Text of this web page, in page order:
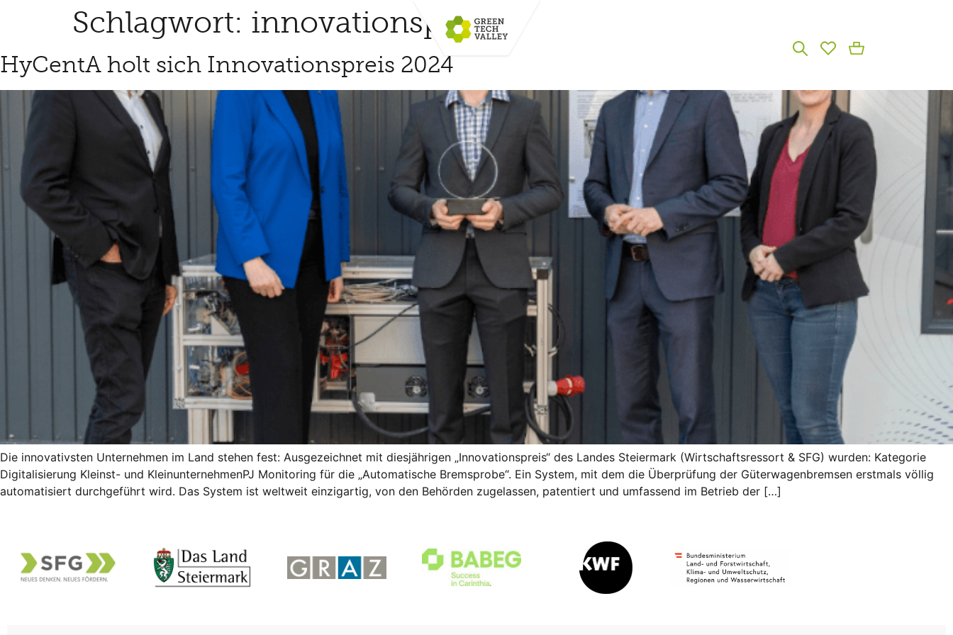
Schlagwort: innovationspreis
HyCentA holt sich Innovationspreis 2024
Die innovativsten Unternehmen im Land stehen fest: Ausgezeichnet mit diesjährigen „Innovationspreis“ des Landes Steiermark (Wirtschaftsressort & SFG) wurden: Kategorie
Digitalisierung Kleinst- und KleinunternehmenPJ Monitoring für die „Automatische Bremsprobe“. Ein System, mit dem die Überprüfung der Güterwagenbremsen erstmals völlig
automatisiert durchgeführt wird. Das System ist weltweit einzigartig, von den Behörden zugelassen, patentiert und umfassend im Betrieb der […]